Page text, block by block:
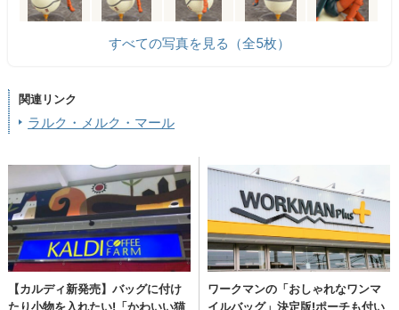
すべての写真を見る（全5枚）
関連リンク
ラルク・メルク・マール